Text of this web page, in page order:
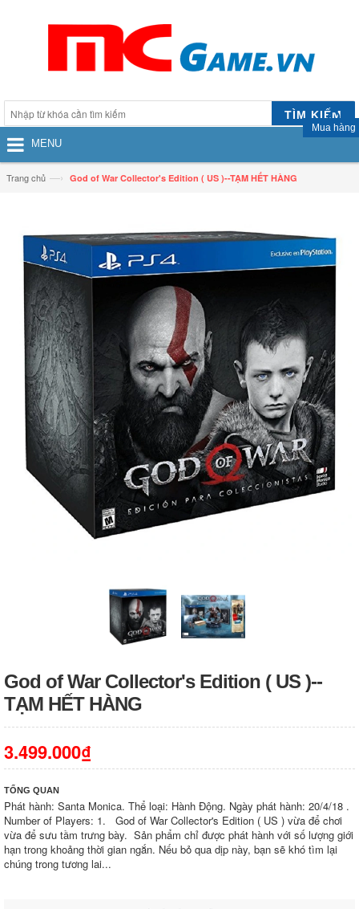
TÌM KIẾM
Mua hàng
MENU
Trang chủ —› God of War Collector's Edition ( US )--TẠM HẾT HÀNG
God of War Collector's Edition ( US )--
TẠM HẾT HÀNG
3.499.000₫
TỔNG QUAN
Phát hành: Santa Monica. Thể loại: Hành Động. Ngày phát hành: 20/4/18 .
Number of Players: 1. God of War Collector's Edition ( US ) vừa để chơi
vừa để sưu tầm trưng bày. Sản phẩm chỉ được phát hành với số lượng giới
hạn trong khoảng thời gian ngắn. Nếu bỏ qua dịp này, bạn sẽ khó tìm lại
chúng trong tương lai...